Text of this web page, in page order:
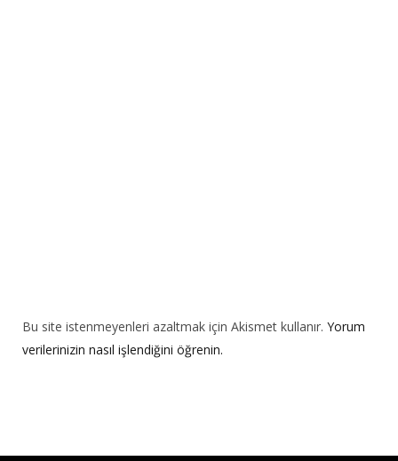
Bu site istenmeyenleri azaltmak için Akismet kullanır. Yorum
verilerinizin nasıl işlendiğini öğrenin.